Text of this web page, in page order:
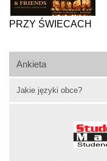
Ankieta
Jakie języki obce?
PRZY ŚWIECACH